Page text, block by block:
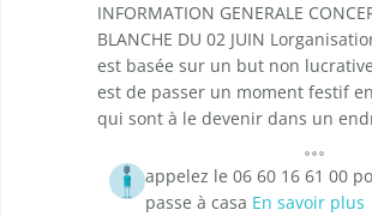
INFORMATION GENERALE
BLANCHE DU 02 JUIN
est basée sur un but non
est de passer un moment festif
qui sont à le devenir dans un
appelez le 06 60 16 61 00
passe à casa En savoir plus